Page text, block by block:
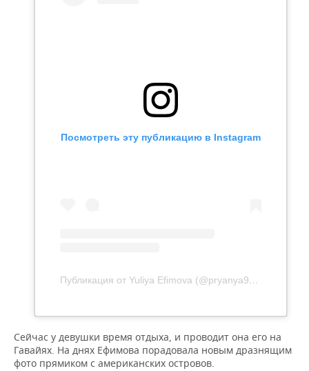
Посмотреть эту публикацию в Instagram
Публикация от Yuliya Efimova (@pryanya93)
Сейчас у девушки время отдыха, и проводит она его на
Гавайях. На днях Ефимова порадовала новым дразнящим
фото прямиком с американских островов.